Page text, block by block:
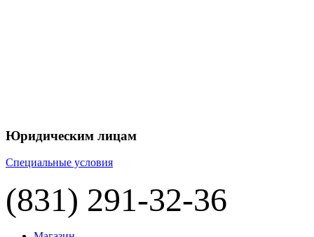
Юридическим лицам
Специальные условия
(831) 291-32-36